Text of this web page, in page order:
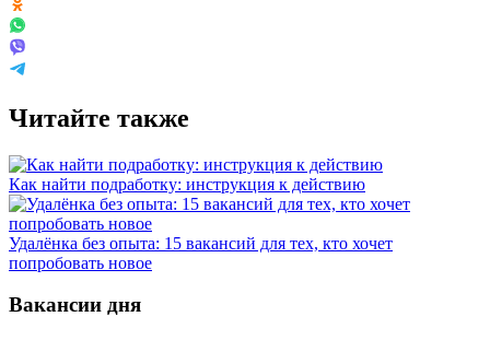
Читайте также
Как найти подработку: инструкция к действию
Удалёнка без опыта: 15 вакансий для тех, кто хочет
попробовать новое
Вакансии дня